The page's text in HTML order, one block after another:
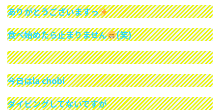
ありがとうございますっ
食べ始めたら止まりません
(笑)
今日はla chobi
ダイビングしてないですが